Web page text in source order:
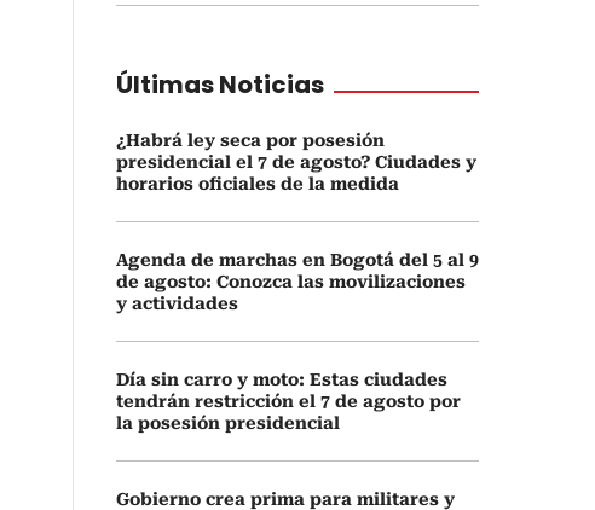
Últimas Noticias
¿Habrá ley seca por posesión
presidencial el 7 de agosto? Ciudades y
horarios oficiales de la medida
Agenda de marchas en Bogotá del 5 al 9
de agosto: Conozca las movilizaciones
y actividades
Día sin carro y moto: Estas ciudades
tendrán restricción el 7 de agosto por
la posesión presidencial
Gobierno crea prima para militares y